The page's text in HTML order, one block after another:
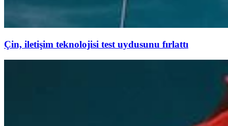
Çin, iletişim teknolojisi test uydusunu fırlattı